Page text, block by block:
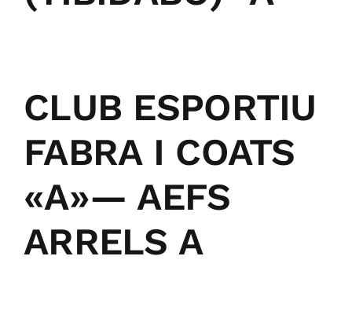
CLUB ESPORTIU
FABRA I COATS
«A»— AEFS
ARRELS A